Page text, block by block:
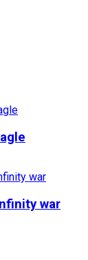
war